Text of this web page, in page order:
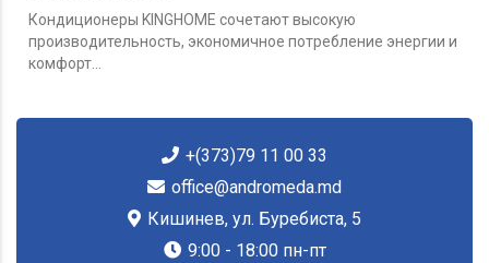
Кондиционеры KINGHOME сочетают высокую
производительность, экономичное потребление энергии и
комфорт...
+(373)79 11 00 33
office@andromeda.md
Кишинев, ул. Буребиста, 5
9:00 - 18:00 пн-пт